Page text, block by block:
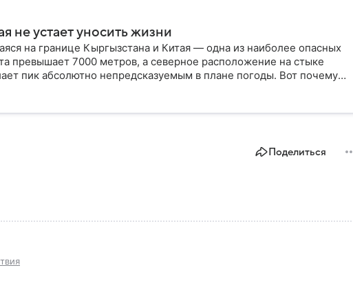
не устает уносить жизни
на границе Кыргызстана и Китая — одна из наиболее опасных
превышает 7000 метров, а северное расположение на стыке
пик абсолютно непредсказуемым в плане погоды. Вот почему
трагическими событиями.
Поделиться